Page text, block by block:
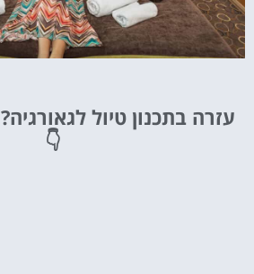
מציאת מלון
עזרה בתכנון טיול לגאורגיה?
👇